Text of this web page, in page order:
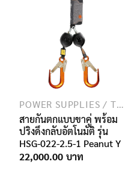
POWER SUPPLIES / TRANSMISSION / TELECOMMUNICATION
สายกันตกแบบขาคู่ พร้อม
ปริงดึงกลับอัตโนมัติ รุ่น
HSG-022-2.5-1 Peanut Y
22,000.00